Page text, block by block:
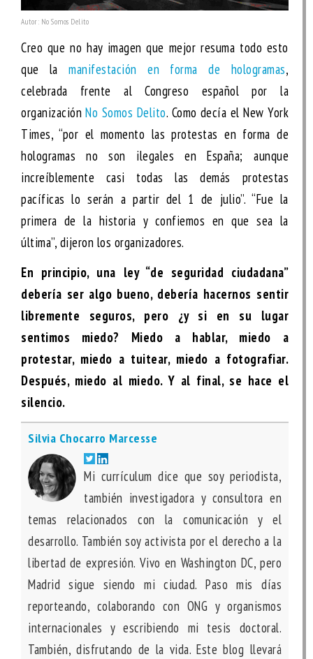
Autor: No Somos Delito
Creo que no hay imagen que mejor resuma todo esto
que lamanifestación en forma de hologramas,
celebrada frente al Congreso español por la
organizaciónNo Somos Delito. Como decía el New York
Times, “por el momento las protestas en forma de
hologramas no son ilegales en España; aunque
increíblemente casi todas las demás protestas
pacíficas lo serán a partir del 1 de julio”. “Fue la
primera de la historia y confiemos en que sea la
última”, dijeron los organizadores.
En principio, una ley “de seguridad ciudadana”
debería ser algo bueno, debería hacernos sentir
libremente seguros, pero ¿y si en su lugar
sentimos miedo? Miedo a hablar, miedo a
protestar, miedo a tuitear, miedo a fotografiar.
Después, miedo al miedo. Y al final, se hace el
silencio.
Silvia Chocarro Marcesse
Mi currículum dice que soy periodista,
también investigadora y consultora en
temas relacionados con la comunicación y el
desarrollo. También soy activista por el derecho a la
libertad de expresión. Vivo en Washington DC, pero
Madrid sigue siendo mi ciudad. Paso mis días
reporteando, colaborando con ONG y organismos
internacionales y escribiendo mi tesis doctoral.
También, disfrutando de la vida.Este blog llevará